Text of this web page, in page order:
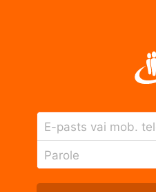
E-pasts vai mob.
Parole